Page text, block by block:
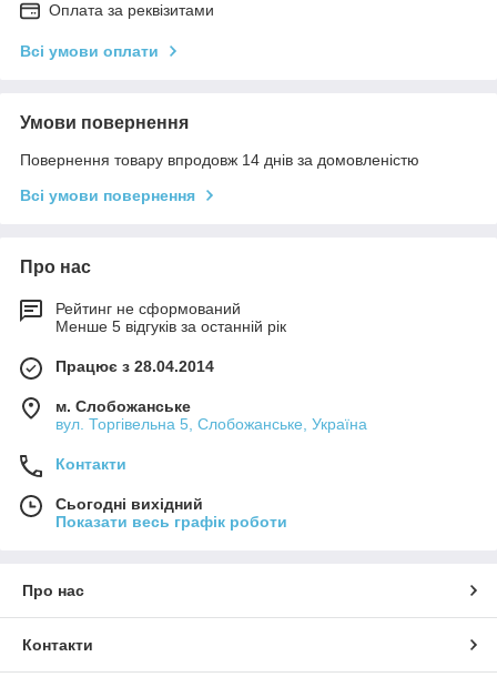
Оплата за реквізитами
Всі умови оплати
Умови повернення
Повернення товару впродовж 14 днів за домовленістю
Всі умови повернення
Про нас
Рейтинг не сформований
Менше 5 відгуків за останній рік
Працює з 28.04.2014
м. Слобожанське
вул. Торгівельна 5, Слобожанське, Україна
Контакти
Сьогодні вихідний
Показати весь графік роботи
Про нас
Контакти